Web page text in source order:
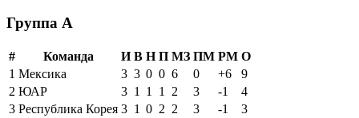
Группа A
# Команда И В Н П МЗ ПМ РМ О
1 Мексика 3 3 0 0 6 0 +6
9
2 ЮАР 3 1 1 1 2 3 -1
4
3 Республика Корея 3 1 0 2 2 3 -1
3